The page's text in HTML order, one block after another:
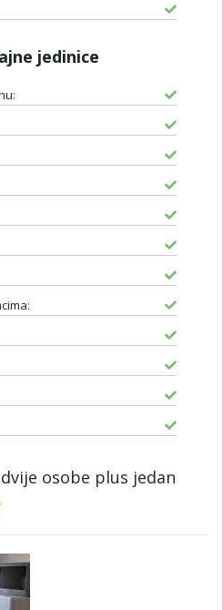
jedinice
osobe plus jedan